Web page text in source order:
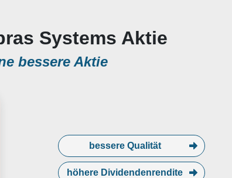
Systems Aktie
bessere Aktie
bessere Qualität
höhere Dividendenrendite